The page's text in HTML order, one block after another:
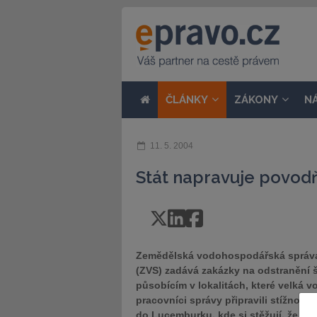
ČLÁNKY ZÁKONY
11. 5. 2004
Stát napravuje
Zemědělská vodohospodářská
(ZVS) zadává zakázky na
působícím v lokalitách, které velká
pracovníci správy připravili stížnost